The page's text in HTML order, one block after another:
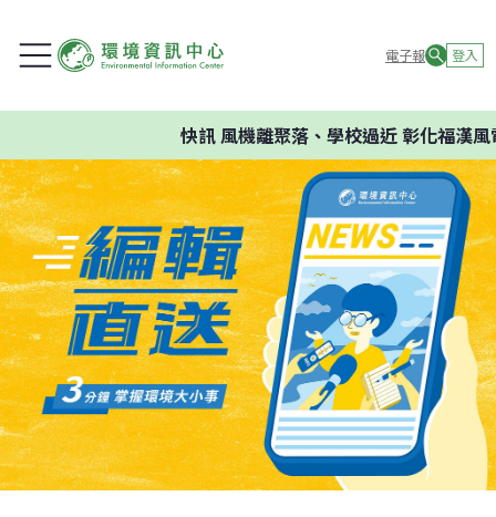
電子報 登入
快訊風機離聚落、學校過近 彰化福漢風